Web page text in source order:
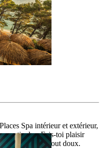
Spa intérieur et extérieur,
estivales. Fais-toi plaisir
un jacuzzi tout doux.